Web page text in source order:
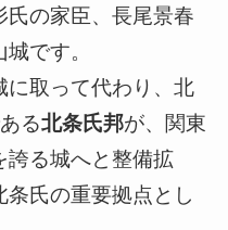
氏の家臣、長尾景春
です。
に取って代わり、北
る北条氏邦が、関東
誇る城へと整備拡
氏の重要拠点とし